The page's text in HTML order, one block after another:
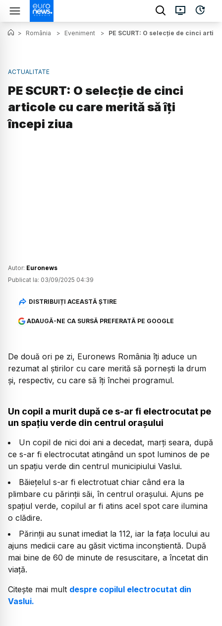
> România > Eveniment > PE SCURT: O selecție de cinci
ACTUALITATE
PE SCURT: O selecție de cinci
articole cu care merită să îți
începi ziua
Autor: Euronews
Publicat la: 03/09/2025 04:39
DISTRIBUIȚI ACEASTĂ ȘTIRE
ADAUGĂ-NE CA SURSĂ PREFERATĂ PE GOOGLE
De două ori pe zi, Euronews România îți aduce un
rezumat al știrilor cu care merită să pornești la drum
și, respectiv, cu care să îți închei programul.
Un copil a murit după ce s-ar fi electrocutat pe
un spațiu verde din centrul orașului
Un copil de nici doi ani a decedat, marți seara, după
ce s-ar fi electrocutat atingând un spot luminos de pe
un spațiu verde din centrul municipiului Vaslui.
Băiețelul s-ar fi electrotuat chiar când era la
plimbare cu părinții săi, în centrul orașului. Ajuns pe
spațiul verde, copilul ar fi atins acel spot care ilumina
o clădire.
Părinții au sunat imediat la 112, iar la fața locului au
ajuns medicii care au găsit victima inconștientă. După
mai bine de 60 de minute de resuscitare, a încetat din
viață.
Citește mai mult despre copilul electrocutat din
Vaslui.